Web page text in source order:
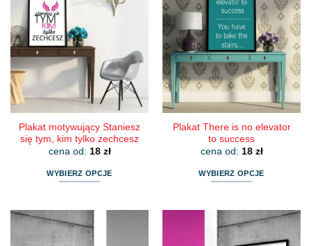
Plakat motywujący Staniesz
się tym, kim tylko zechcesz
cena od: 18 zł
WYBIERZ OPCJE
ma
wiele
Plakat There is no elevator
to success
cena od: 18 zł
WYBIERZ OPCJE
wiele